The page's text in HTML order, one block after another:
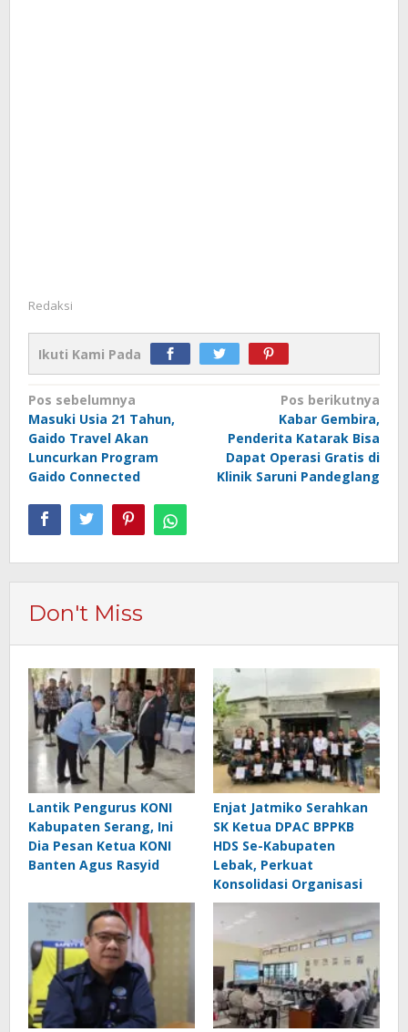
Redaksi
Ikuti Kami Pada
Navigasi
pos
Pos sebelumnya
Masuki Usia 21 Tahun,
Gaido Travel Akan
Luncurkan Program
Gaido Connected
Pos berikutnya
Kabar Gembira,
Penderita Katarak Bisa
Dapat Operasi Gratis di
Klinik Saruni Pandeglang
Don't Miss
Lantik Pengurus KONI
Kabupaten Serang, Ini
Dia Pesan Ketua KONI
Banten Agus Rasyid
Enjat Jatmiko Serahkan
SK Ketua DPAC BPPKB
HDS Se-Kabupaten
Lebak, Perkuat
Konsolidasi Organisasi